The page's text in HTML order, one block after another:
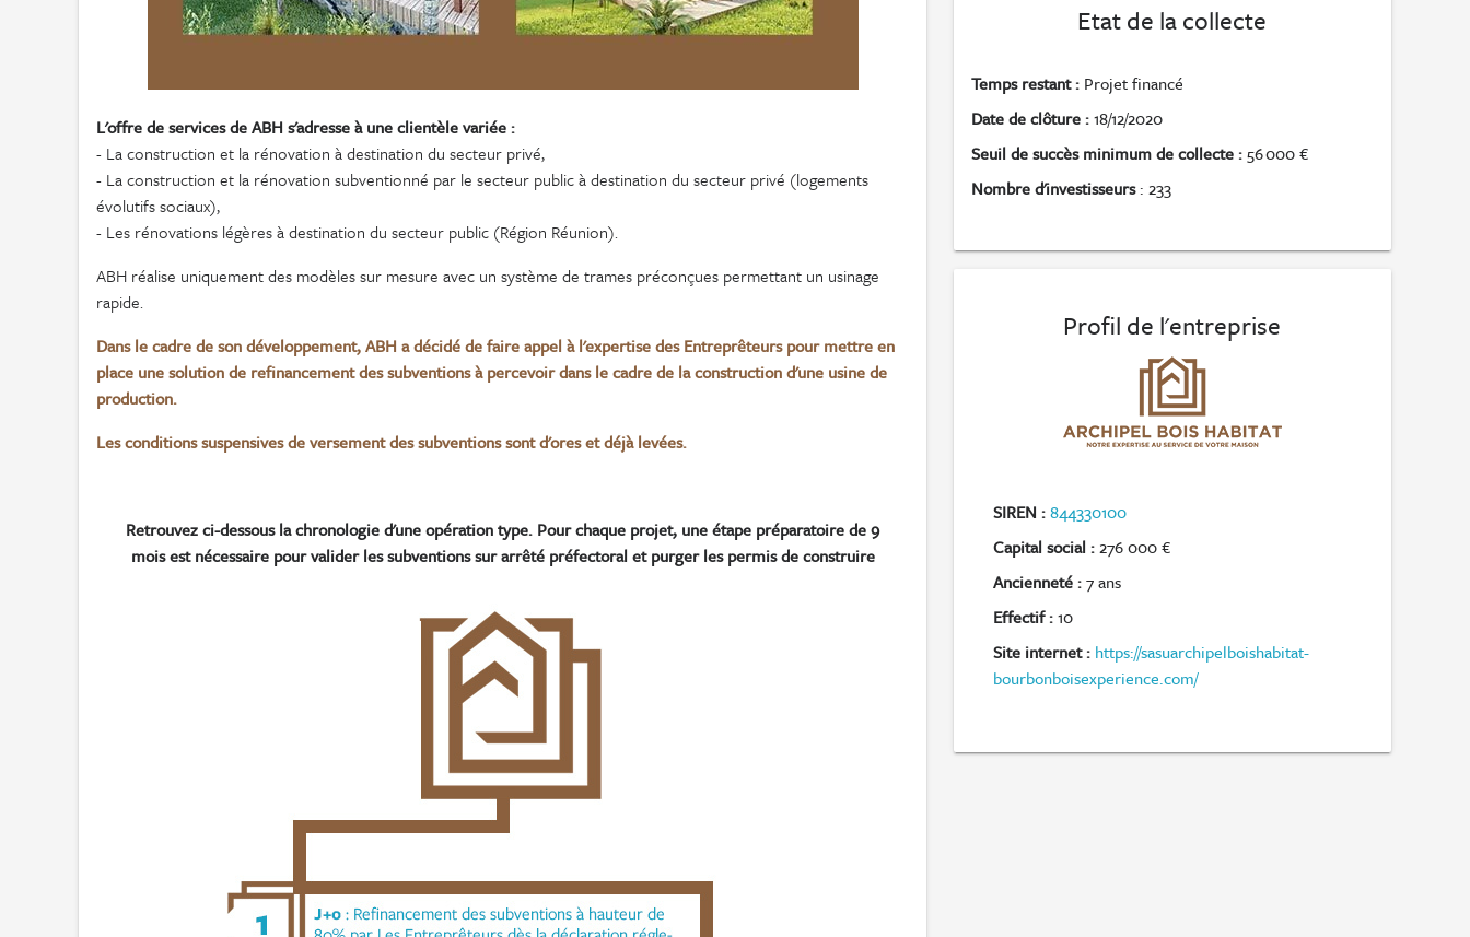
L'offre de services de ABH s'adresse à une clientèle variée :
- La construction et la rénovation à destination du secteur privé,
- La construction et la rénovation subventionné par le secteur public à destination du secteur privé (logements
évolutifs sociaux),
- Les rénovations légères à destination du secteur public (Région Réunion).
ABH réalise uniquement des modèles sur mesure avec un système de trames préconçues permettant un usinage
rapide.
Dans le cadre de son développement, ABH a décidé de faire appel à l'expertise des Entreprêteurs pour mettre en
place une solution de refinancement des subventions à percevoir dans le cadre de la construction d'une usine de
production.
Les conditions suspensives de versement des subventions sont d'ores et déjà levées.
Retrouvez ci-dessous la chronologie d'une opération type. Pour chaque projet, une étape préparatoire de 9
mois est nécessaire pour valider les subventions sur arrêté préfectoral et purger les permis de construire
Etat de la collecte
Temps restant : Projet financé
Date de clôture :18/12/2020
Seuil de succès minimum de collecte :56 000 €
Nombre d'investisseurs: 233
Profil de l'entreprise
SIREN :844330100
Capital social :276 000 €
Ancienneté :7 ans
Effectif :10
Site internet : https://sasuarchipelboishabitat-
bourbonboisexperience.com/